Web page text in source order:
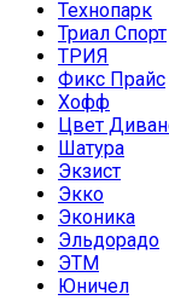
Технопарк
Триал Спорт
ТРИЯ
Фикс Прайс
Хофф
Цвет
Шатура
Экзист
Экко
Эконика
Эльдорадо
ЭТМ
Юничел